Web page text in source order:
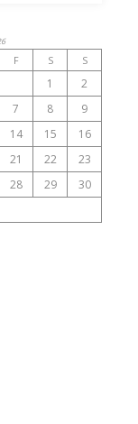
F S S
1
2
7 8
9
14 15
16
21 22
23
28 29
30